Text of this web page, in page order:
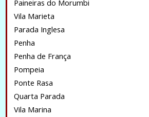
Paineiras do Morumbi
Vila Marieta
Parada Inglesa
Penha
Penha de França
Pompeia
Ponte Rasa
Quarta Parada
Vila Marina